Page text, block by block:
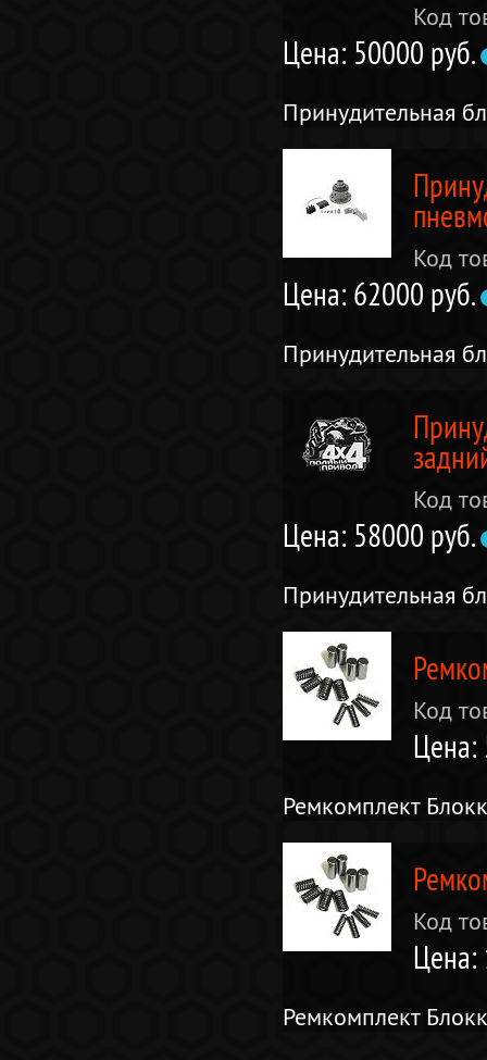
Код
Цена: 50000 руб.
Принудительная
Код
Цена: 62000 руб.
Принудительная
Код
Цена: 58000 руб.
Принудительная
Код
Цена:
Ремкомплект
Код
Цена:
Ремкомплект